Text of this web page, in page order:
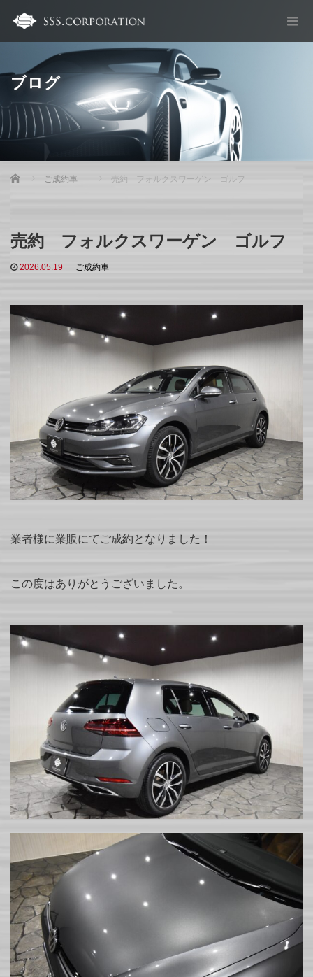
ブログ
Home ご成約車 売約 フォルクスワーゲン ゴルフ
売約 フォルクスワーゲン ゴルフ
2026.05.19 ご成約車
業者様に業販にてご成約となりました！
この度はありがとうございました。